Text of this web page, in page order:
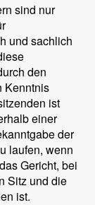
sind nur
und sachlich
den
Kenntnis
ist
einer
der
laufen, wenn
Gericht, bei
Sitz und die
ist.